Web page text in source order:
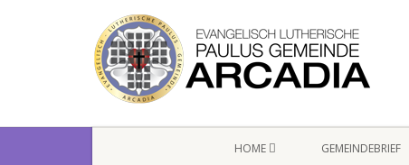
HOME GEMEINDEBRIEF